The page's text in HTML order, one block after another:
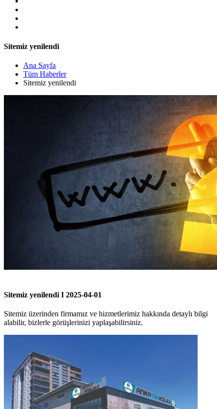
Sitemiz yenilendi
Ana Sayfa
Tüm Haberler
Sitemiz yenilendi
Sitemiz yenilendi I 2025-04-01
Sitemiz üzerinden firmamız ve hizmetlerimiz hakkında detaylı bilgi
alabilir, bizlerle görüşlerinizi yaplaşabilirsiniz.